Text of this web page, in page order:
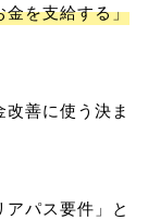
金を支給する」
善に使う決ま
パス要件」と